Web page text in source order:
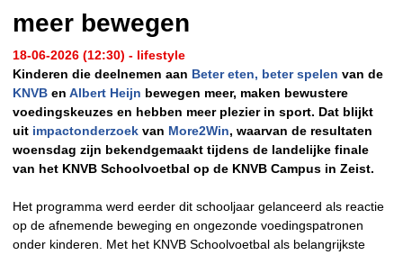
meer bewegen
18-06-2026 (12:30) - lifestyle
Kinderen die deelnemen aan Beter eten, beter spelen van de
KNVB en Albert Heijn bewegen meer, maken bewustere
voedingskeuzes en hebben meer plezier in sport. Dat blijkt
uit impactonderzoek van More2Win, waarvan de resultaten
woensdag zijn bekendgemaakt tijdens de landelijke finale
van het KNVB Schoolvoetbal op de KNVB Campus in Zeist.
Het programma werd eerder dit schooljaar gelanceerd als reactie
op de afnemende beweging en ongezonde voedingspatronen
onder kinderen. Met het KNVB Schoolvoetbal als belangrijkste